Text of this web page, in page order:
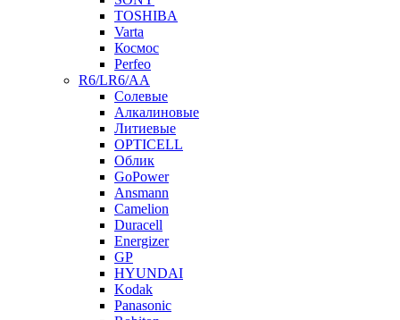
TOSHIBA
Varta
Космос
Perfeo
R6/LR6/AA
Солевые
Алкалиновые
Литиевые
OPTICELL
Облик
GoPower
Ansmann
Camelion
Duracell
Energizer
GP
HYUNDAI
Kodak
Panasonic